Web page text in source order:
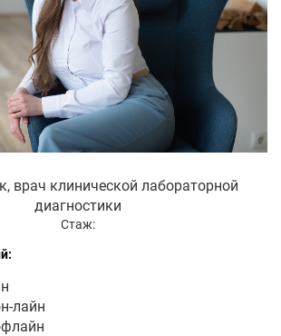
врач клинической лабораторной
диагностики
Стаж:
лайн